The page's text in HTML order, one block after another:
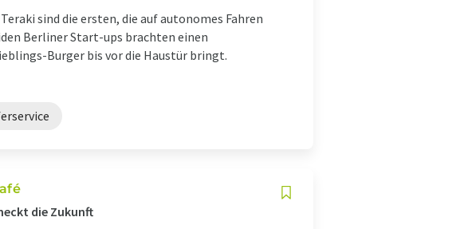
sind die ersten, die auf autonomes Fahren
Berliner Start-ups brachten einen
Burger bis vor die Haustür bringt.
die Zukunft